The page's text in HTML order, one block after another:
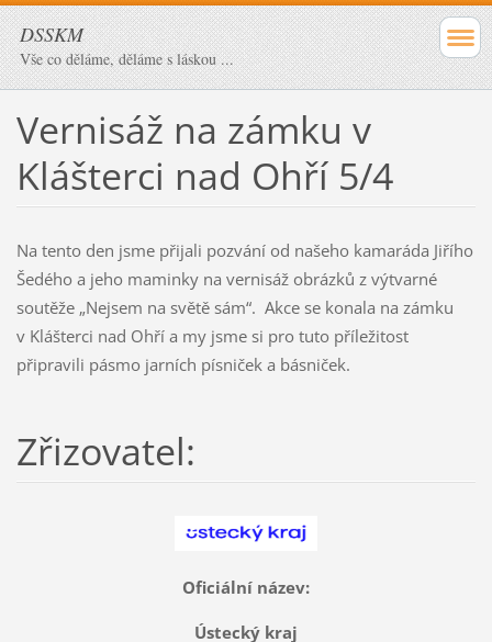
DSSKM
Vše co děláme, děláme s láskou ...
Vernisáž na zámku v
Klášterci nad Ohří 5/4
Na tento den jsme přijali pozvání od našeho kamaráda Jiřího
Šedého a jeho maminky na vernisáž obrázků z výtvarné
soutěže „Nejsem na světě sám“. Akce se konala na zámku
v Klášterci nad Ohří a my jsme si pro tuto příležitost
připravili pásmo jarních písniček a básniček.
Zřizovatel:
Oficiální název:
Ústecký kraj